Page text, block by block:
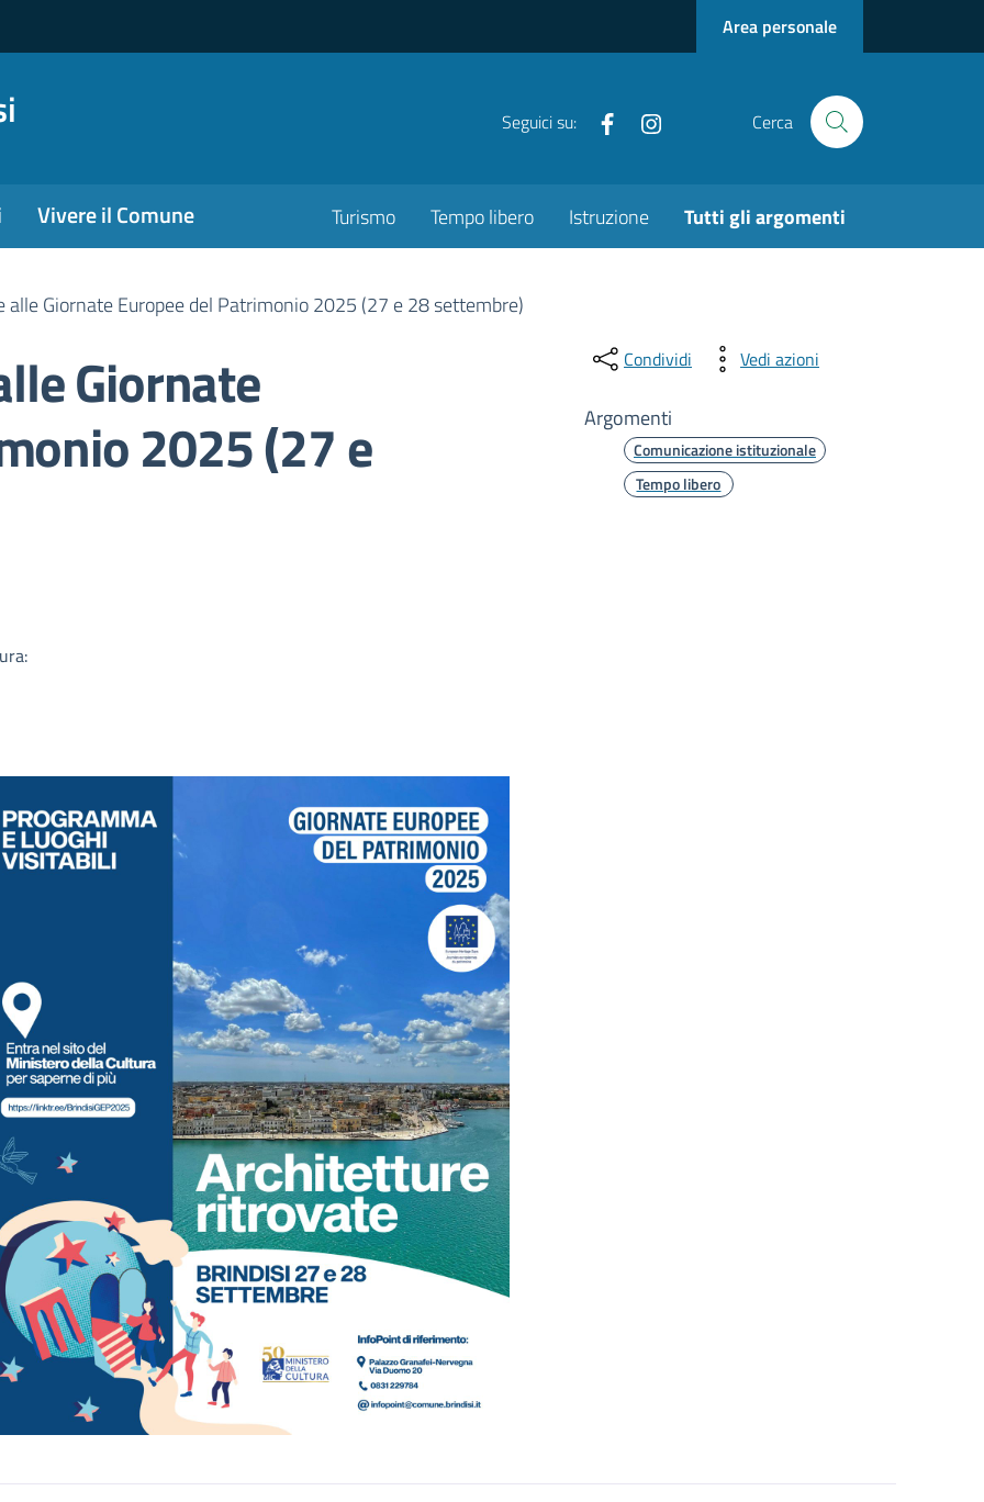
Area personale
Seguici su: FacebookInstagramCerca
Vivere il Comune Turismo Tempo libero Istruzione Tutti gli argomenti
alle Giornate Europee del Patrimonio 2025 (27 e 28 settembre)
Giornate
2025 (27 e
Condividi Vedi azioni
Argomenti
Comunicazione istituzionale
Tempo libero